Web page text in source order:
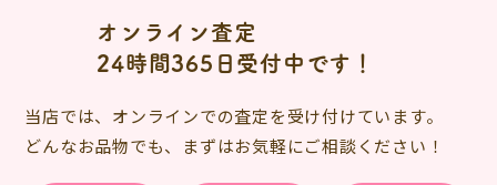
オンライン査定
24時間365日受付中です！
当店では、オンラインでの査定を受け付けています。
どんなお品物でも、まずはお気軽にご相談ください！